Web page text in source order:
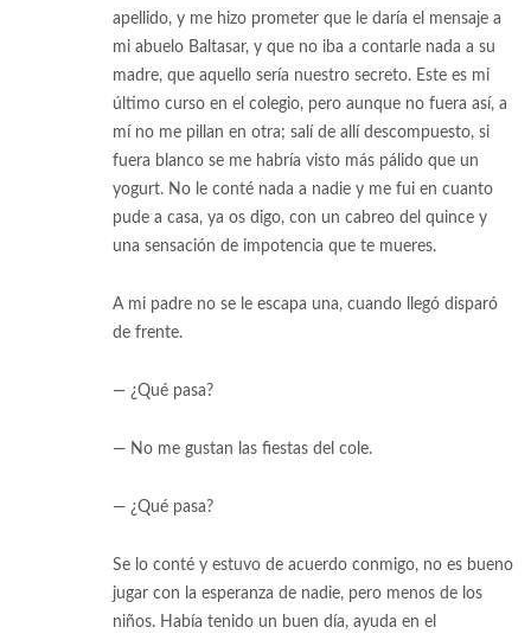
apellido, y me hizo prometer que le daría el mensaje a
mi abuelo Baltasar, y que no iba a contarle nada a su
madre, que aquello sería nuestro secreto. Este es mi
último curso en el colegio, pero aunque no fuera así, a
mí no me pillan en otra; salí de allí descompuesto, si
fuera blanco se me habría visto más pálido que un
yogurt. No le conté nada a nadie y me fui en cuanto
pude a casa, ya os digo, con un cabreo del quince y
una sensación de impotencia que te mueres.
A mi padre no se le escapa una, cuando llegó disparó
de frente.
— ¿Qué pasa?
— No me gustan las fiestas del cole.
— ¿Qué pasa?
Se lo conté y estuvo de acuerdo conmigo, no es bueno
jugar con la esperanza de nadie, pero menos de los
niños. Había tenido un buen día, ayuda en el